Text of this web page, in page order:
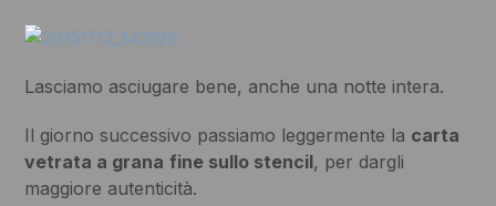
Lasciamo asciugare bene, anche una notte intera.
Il giorno successivo passiamo leggermente la carta
vetrata a grana fine sullo stencil, per dargli
maggiore autenticità.